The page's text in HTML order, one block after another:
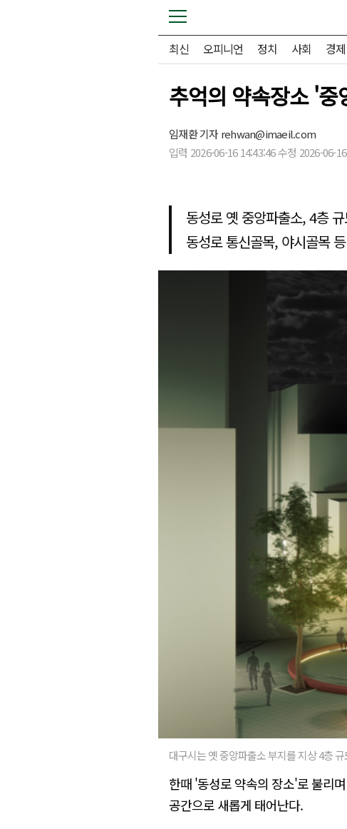
최신 오피니언 정치 사회 경제
추억의 약속장소 '
임재환 기자rehwan@imaeil.com
입력 2026-06-16 14:43:46 수정 2026-06-
동성로 옛 중앙파출소, 4층
동성로 통신골목, 야시골목
대구시는 옛 중앙파출소 부지를 지상 4층
한때 '동성로 약속의 장소'로 불리
공간으로 새롭게 태어난다.